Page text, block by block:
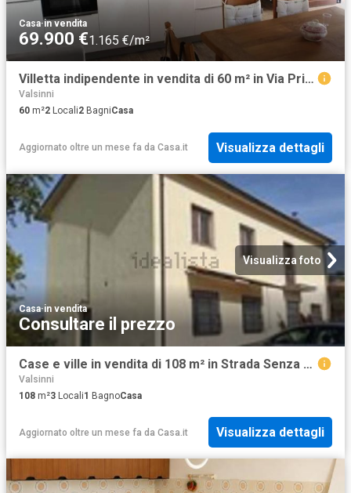
Casa·in vendita
69.900 €1.165 €/m²
Villetta indipendente in vendita di 60 m² in Via Principe Umberto, 61
Valsinni
60 m²2 Locali2 BagniCasa
Aggiornato oltre un mese fa da Casa.it Visualizza dettagli
Visualizza foto
Casa·in vendita
Consultare il prezzo
Case e ville in vendita di 108 m² in Strada Senza Nome, 50
Valsinni
108 m²3 Locali1 BagnoCasa
Aggiornato oltre un mese fa da Casa.it Visualizza dettagli